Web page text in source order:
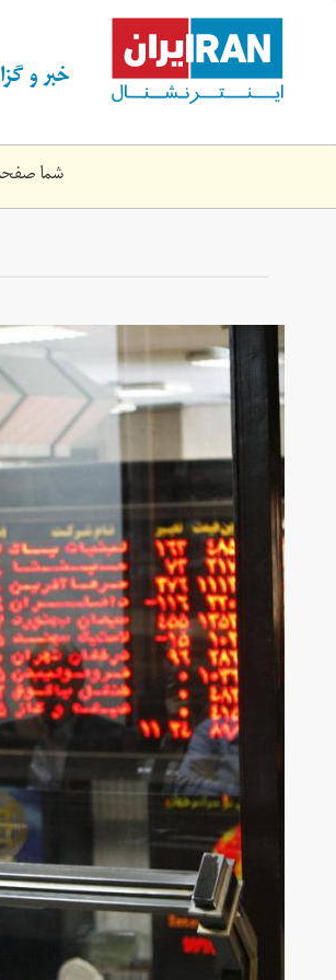
content خبر و
شما